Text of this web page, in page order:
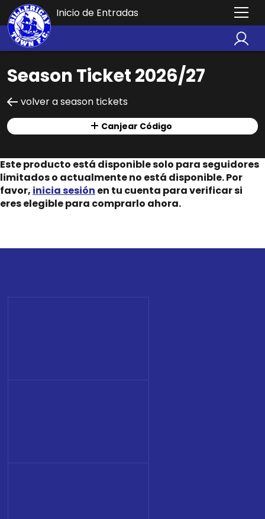
Inicio de Entradas
Season Ticket 2026/27
volver a season tickets
Canjear Código
Este producto está disponible solo para seguidores
limitados o actualmente no está disponible. Por
favor, inicia sesión en tu cuenta para verificar si
eres elegible para comprarlo ahora.